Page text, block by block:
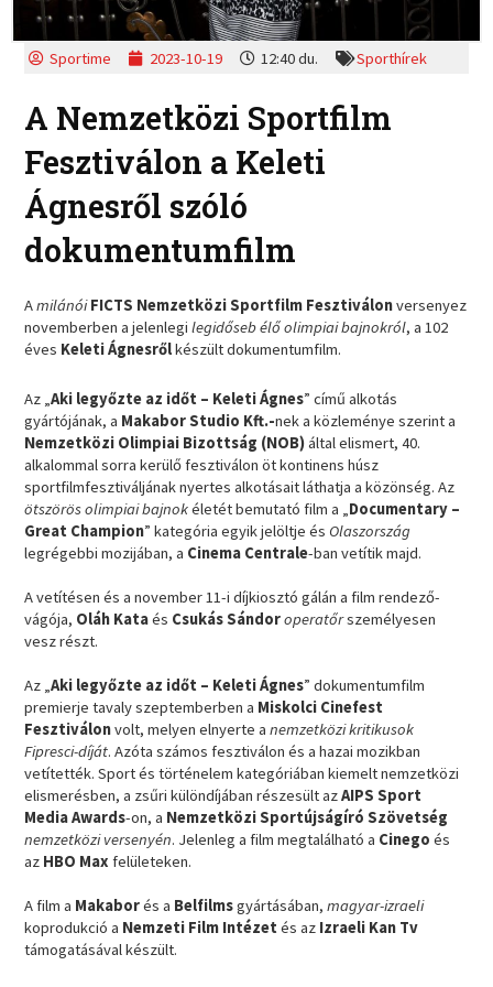
Sportime 2023-10-19 12:40 du. Sporthírek
A Nemzetközi Sportfilm
Fesztiválon a Keleti
Ágnesről szóló
dokumentumfilm
AmilánóiFICTS Nemzetközi Sportfilm Fesztiválonversenyez
novemberben a jelenlegilegidőseb élő olimpiai bajnokról, a 102
éves Keleti Ágnesrőlkészült dokumentumfilm.
Az „Aki legyőzte az időt – Keleti Ágnes” című alkotás
gyártójának, a Makabor Studio Kft.-nek a közleménye szerint a
Nemzetközi Olimpiai Bizottság (NOB)által elismert, 40.
alkalommal sorra kerülő fesztiválon öt kontinens húsz
sportfilmfesztiváljának nyertes alkotásait láthatja a közönség. Az
ötszörös olimpiai bajnokéletét bemutató film a „Documentary –
Great Champion” kategória egyik jelöltje és Olaszország
legrégebbi mozijában, a Cinema Centrale-ban vetítik majd.
A vetítésen és a november 11-i díjkiosztó gálán a film rendező-
vágója, Oláh Kataés Csukás Sándoroperatőrszemélyesen
vesz részt.
Az „Aki legyőzte az időt – Keleti Ágnes” dokumentumfilm
premierje tavaly szeptemberben a Miskolci Cinefest
Fesztiválonvolt, melyen elnyerte anemzetközi kritikusok
Fipresci-díját. Azóta számos fesztiválon és a hazai mozikban
vetítették. Sport és történelem kategóriában kiemelt nemzetközi
elismerésben, a zsűri különdíjában részesült azAIPS Sport
Media Awards-on, a Nemzetközi Sportújságíró Szövetség
nemzetközi versenyén. Jelenleg a film megtalálható a Cinegoés
az HBO Maxfelületeken.
A film a Makaborés a Belfilmsgyártásában,magyar-izraeli
koprodukció a Nemzeti Film Intézetés az Izraeli Kan Tv
támogatásával készült.